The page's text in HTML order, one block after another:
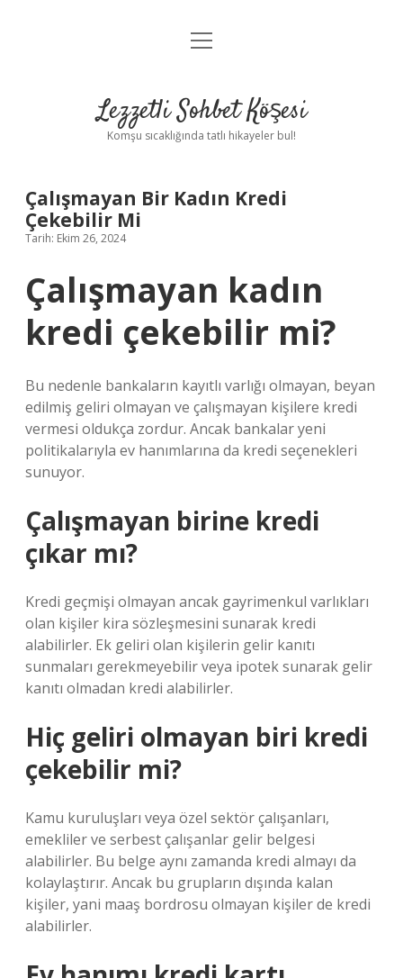
Anasayfa
Yasal Uyarı
menüyü
Lezzetli Sohbet Köşesi
Komşu sıcaklığında tatlı hikayeler bul!
Çalışmayan Bir Kadın Kredi
Çekebilir Mi
Tarih: Ekim 26, 2024
Çalışmayan kadın
kredi çekebilir mi?
Bu nedenle bankaların kayıtlı varlığı olmayan, beyan
edilmiş geliri olmayan ve çalışmayan kişilere kredi
vermesi oldukça zordur. Ancak bankalar yeni
politikalarıyla ev hanımlarına da kredi seçenekleri
sunuyor.
Çalışmayan birine kredi
çıkar mı?
Kredi geçmişi olmayan ancak gayrimenkul varlıkları
olan kişiler kira sözleşmesini sunarak kredi
alabilirler. Ek geliri olan kişilerin gelir kanıtı
sunmaları gerekmeyebilir veya ipotek sunarak gelir
kanıtı olmadan kredi alabilirler.
Hiç geliri olmayan biri kredi
çekebilir mi?
Kamu kuruluşları veya özel sektör çalışanları,
emekliler ve serbest çalışanlar gelir belgesi
alabilirler. Bu belge aynı zamanda kredi almayı da
kolaylaştırır. Ancak bu grupların dışında kalan
kişiler, yani maaş bordrosu olmayan kişiler de kredi
alabilirler.